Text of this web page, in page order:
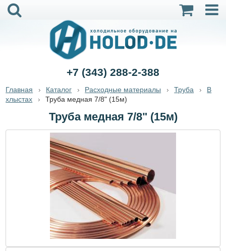
+7 (343) 288-2-388
Главная Каталог Расходные материалы Труба
В
хлыстах
Труба медная 7/8" (15м)
Труба медная 7/8" (15м)